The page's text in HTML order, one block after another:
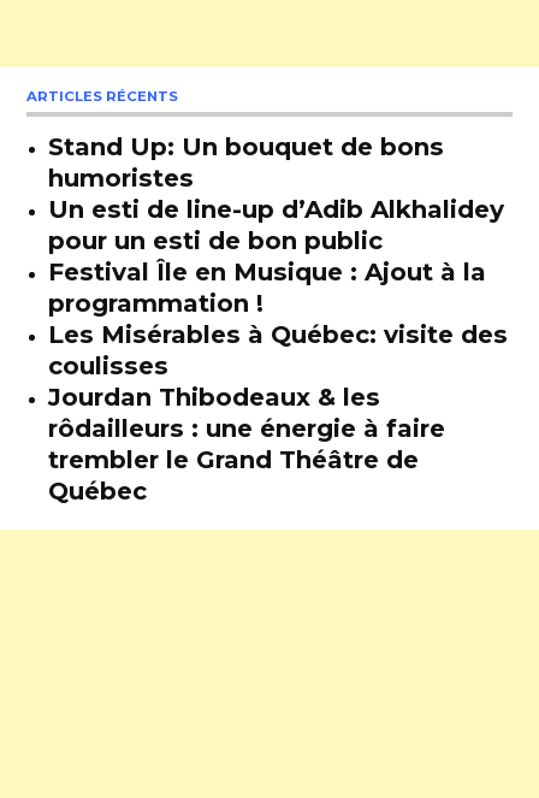
ARTICLES RÉCENTS
Stand Up: Un bouquet de bons
humoristes
Un esti de line-up d’Adib Alkhalidey
pour un esti de bon public
Festival Île en Musique : Ajout à la
programmation !
Les Misérables à Québec: visite des
coulisses
Jourdan Thibodeaux & les
rôdailleurs : une énergie à faire
trembler le Grand Théâtre de
Québec